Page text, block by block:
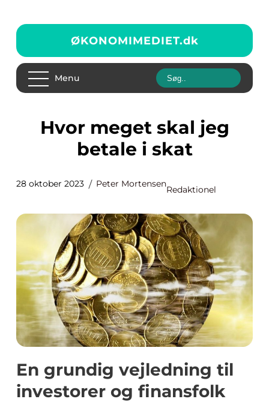
ØKONOMIMEDIET.dk
Menu
Hvor meget skal jeg
betale i skat
28 oktober 2023 Peter Mortensen
Redaktionel
En grundig vejledning til
investorer og finansfolk